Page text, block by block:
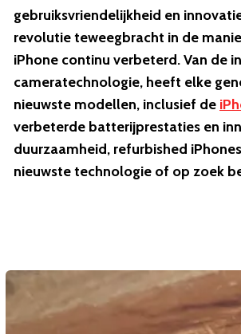
gebruiksvriendelijkheid en
revolutie teweegbracht in de
iPhone continu verbeterd. Van de
cameratechnologie, heeft elke
nieuwste modellen, inclusief de
verbeterde batterijprestaties en
duurzaamheid, refurbished
nieuwste technologie of op zoek